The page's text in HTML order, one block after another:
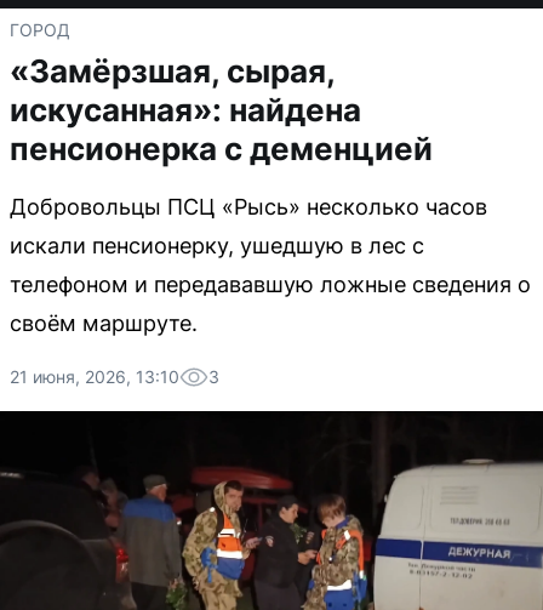
ГОРОД
«Замёрзшая, сырая,
искусанная»: найдена
пенсионерка с деменцией
Добровольцы ПСЦ «Рысь» несколько часов
искали пенсионерку, ушедшую в лес с
телефоном и передававшую ложные сведения о
своём маршруте.
21 июня, 2026, 13:10 3